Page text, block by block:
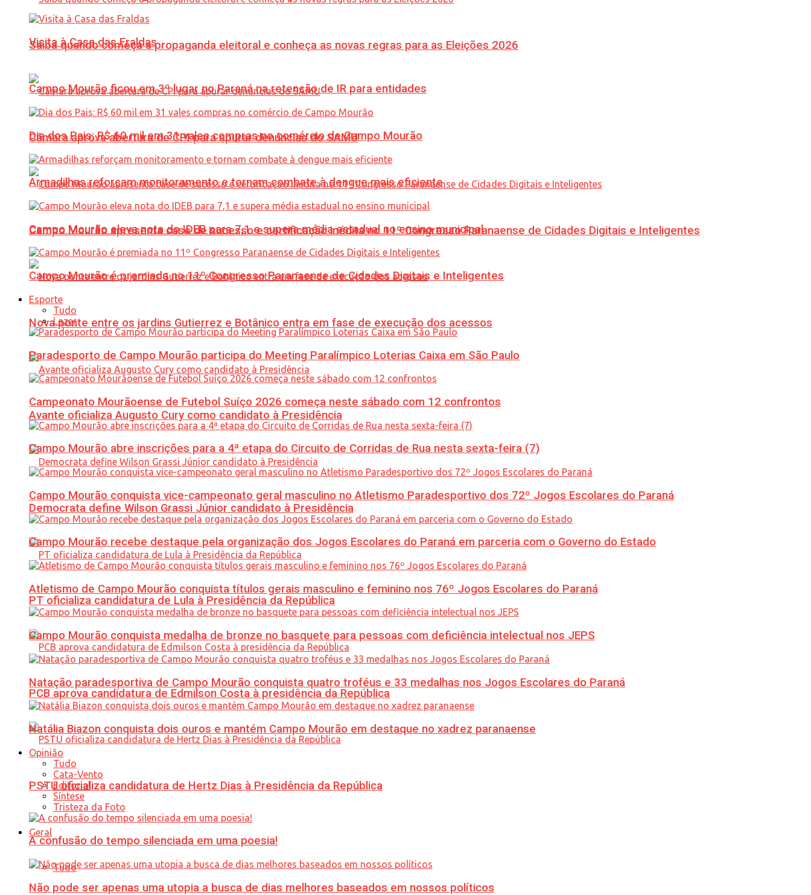
Saiba quando começa a propaganda eleitoral e conheça as novas regras para as Eleições 2026
Câmara aprova abertura de CPI para apurar denúncias do SAMU
Campo Mourão apresenta case de sucesso e certificação inédita no 11º Congresso Paranaense de Cidades Digitais e Inteligentes
Nova ponte entre os jardins Gutierrez e Botânico entra em fase de execução dos acessos
Avante oficializa Augusto Cury como candidato à Presidência
Democrata define Wilson Grassi Júnior candidato à Presidência
PT oficializa candidatura de Lula à Presidência da República
PCB aprova candidatura de Edmilson Costa à presidência da República
PSTU oficializa candidatura de Hertz Dias à Presidência da República
Geral
Tudo
Visita à Casa das Fraldas
Campo Mourão ficou em 3º lugar no Paraná na retenção de IR para entidades
Dia dos Pais: R$ 60 mil em 31 vales compras no comércio de Campo Mourão
Armadilhas reforçam monitoramento e tornam combate à dengue mais eficiente
Campo Mourão eleva nota do IDEB para 7,1 e supera média estadual no ensino municipal
Campo Mourão é premiada no 11º Congresso Paranaense de Cidades Digitais e Inteligentes
Esporte
Tudo
Lazer
Paradesporto de Campo Mourão participa do Meeting Paralímpico Loterias Caixa em São Paulo
Campeonato Mourãoense de Futebol Suíço 2026 começa neste sábado com 12 confrontos
Campo Mourão abre inscrições para a 4ª etapa do Circuito de Corridas de Rua nesta sexta-feira (7)
Campo Mourão conquista vice-campeonato geral masculino no Atletismo Paradesportivo dos 72º Jogos Escolares do Paraná
Campo Mourão recebe destaque pela organização dos Jogos Escolares do Paraná em parceria com o Governo do Estado
Atletismo de Campo Mourão conquista títulos gerais masculino e feminino nos 76º Jogos Escolares do Paraná
Campo Mourão conquista medalha de bronze no basquete para pessoas com deficiência intelectual nos JEPS
Natação paradesportiva de Campo Mourão conquista quatro troféus e 33 medalhas nos Jogos Escolares do Paraná
Natália Biazon conquista dois ouros e mantém Campo Mourão em destaque no xadrez paranaense
Opinião
Tudo
Cata-Vento
Editorial
Síntese
Tristeza da Foto
A confusão do tempo silenciada em uma poesia!
Não pode ser apenas uma utopia a busca de dias melhores baseados em nossos políticos